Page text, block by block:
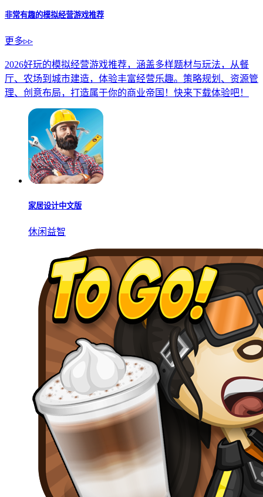
非常有趣的模拟经营游戏推荐
更多▹▹
2026好玩的模拟经营游戏推荐，涵盖多样题材与玩法，从餐
厅、农场到城市建造，体验丰富经营乐趣。策略规划、资源管
理、创意布局，打造属于你的商业帝国！快来下载体验吧！
家居设计中文版
休闲益智